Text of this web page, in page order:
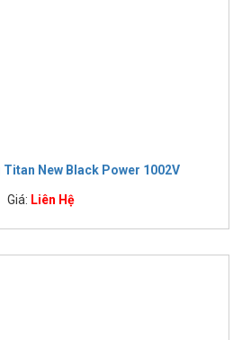
New Black Power 1002V
Giá: Liên Hệ